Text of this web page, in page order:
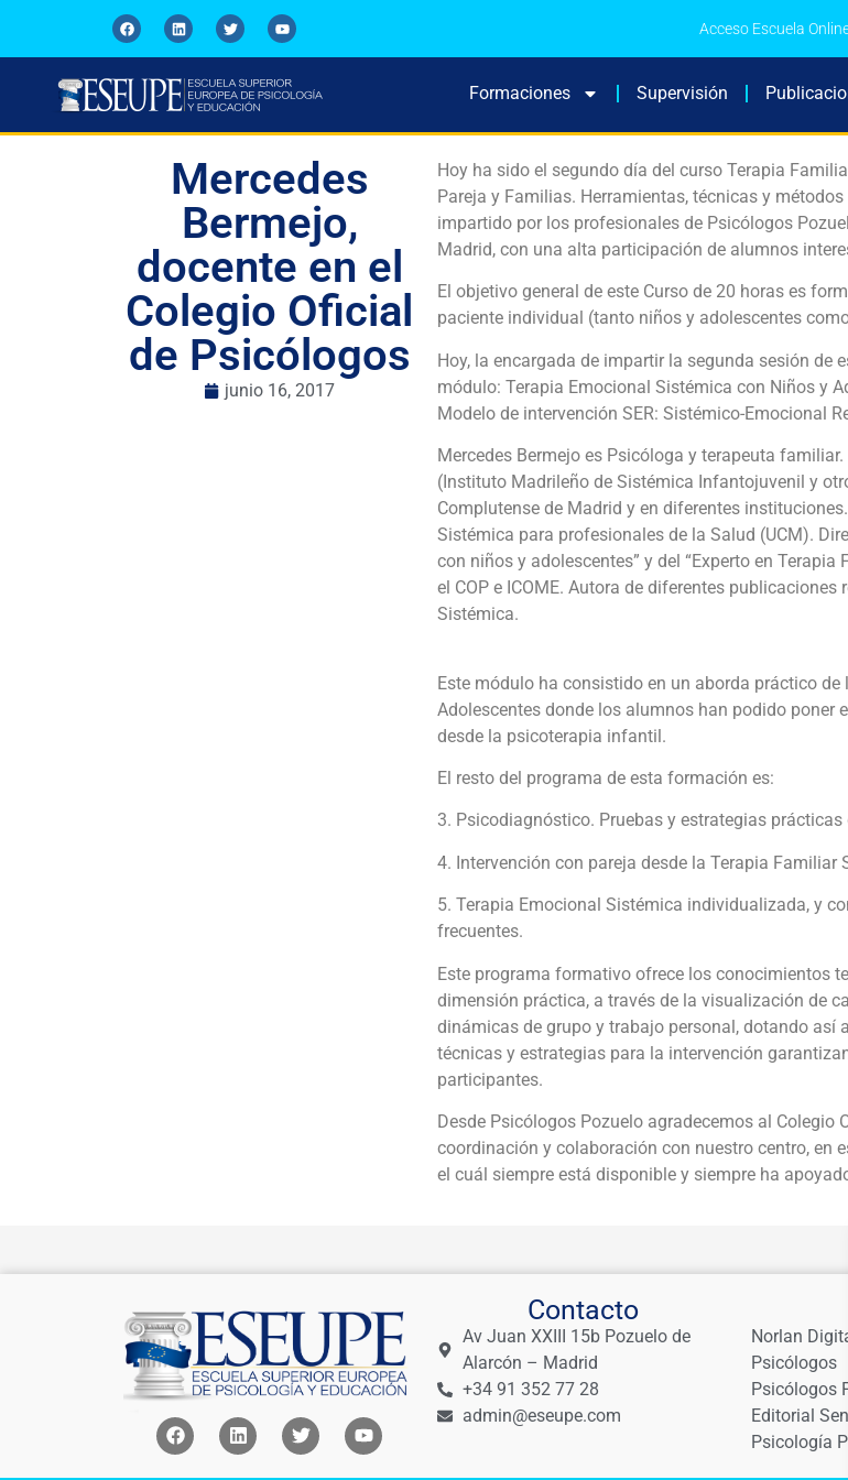
Acceso Escuela
Formaciones Supervisión
Mercedes
Bermejo,
docente en el
Colegio Oficial
de Psicólogos
junio 16, 2017
Hoy ha sido el segundo día del curso Terapia
Pareja y Familias. Herramientas, técnicas y
impartido por los profesionales de Psicólogos
Madrid, con una alta participación de alumnos
El objetivo general de este Curso de 20 horas es
paciente individual (tanto niños y adolescentes
Hoy, la encargada de impartir la segunda sesión de
módulo: Terapia Emocional Sistémica con Niños y
Modelo de intervención SER: Sistémico-Emocional
Mercedes Bermejo es Psicóloga y terapeuta
(Instituto Madrileño de Sistémica Infantojuvenil y
Complutense de Madrid y en diferentes
Sistémica para profesionales de la Salud (UCM).
con niños y adolescentes” y del “Experto en
el COP e ICOME. Autora de diferentes
Sistémica.
Este módulo ha consistido en un aborda práctico
Adolescentes donde los alumnos han podido poner
desde la psicoterapia infantil.
El resto del programa de esta formación es:
3. Psicodiagnóstico. Pruebas y estrategias
4. Intervención con pareja desde la Terapia
5. Terapia Emocional Sistémica individualizada, y
frecuentes.
Este programa formativo ofrece los conocimientos
dimensión práctica, a través de la visualización de
dinámicas de grupo y trabajo personal, dotando
técnicas y estrategias para la intervención
participantes.
Desde Psicólogos Pozuelo agradecemos al
coordinación y colaboración con nuestro centro, en
el cuál siempre está disponible y siempre ha
Contacto
Av Juan XXIII 15b Pozuelo de
Alarcón – Madrid
+34 91 352 77 28
admin@eseupe.com
Norlan
Psicólogos
Psicólogos
Editorial
Psicología